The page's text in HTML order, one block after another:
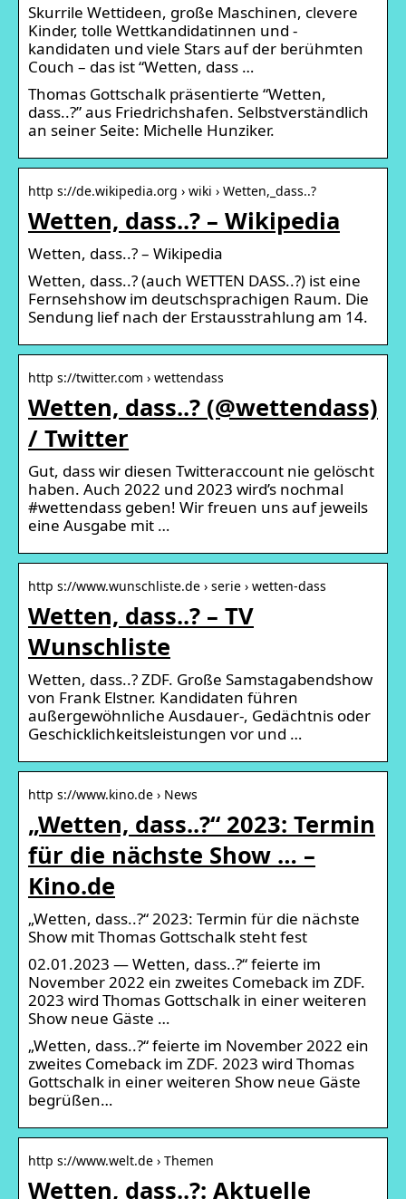
Skurrile Wettideen, große Maschinen, clevere
Kinder, tolle Wettkandidatinnen und -
kandidaten und viele Stars auf der berühmten
Couch – das ist “Wetten, dass …
Thomas Gottschalk präsentierte “Wetten,
dass..?” aus Friedrichshafen. Selbstverständlich
an seiner Seite: Michelle Hunziker.
http s://de.wikipedia.org › wiki › Wetten,_dass..?
Wetten, dass..? – Wikipedia
Wetten, dass..? – Wikipedia
Wetten, dass..? (auch WETTEN DASS..?) ist eine
Fernsehshow im deutschsprachigen Raum. Die
Sendung lief nach der Erstausstrahlung am 14.
http s://twitter.com › wettendass
Wetten, dass..? (@wettendass)
/ Twitter
Gut, dass wir diesen Twitteraccount nie gelöscht
haben. Auch 2022 und 2023 wird’s nochmal
#wettendass geben! Wir freuen uns auf jeweils
eine Ausgabe mit …
http s://www.wunschliste.de › serie › wetten-dass
Wetten, dass..? – TV
Wunschliste
Wetten, dass..? ZDF. Große Samstagabendshow
von Frank Elstner. Kandidaten führen
außergewöhnliche Ausdauer-, Gedächtnis oder
Geschicklichkeitsleistungen vor und …
http s://www.kino.de › News
„Wetten, dass..?“ 2023: Termin
für die nächste Show … –
Kino.de
„Wetten, dass..?“ 2023: Termin für die nächste
Show mit Thomas Gottschalk steht fest
02.01.2023 — Wetten, dass..?“ feierte im
November 2022 ein zweites Comeback im ZDF.
2023 wird Thomas Gottschalk in einer weiteren
Show neue Gäste …
„Wetten, dass..?“ feierte im November 2022 ein
zweites Comeback im ZDF. 2023 wird Thomas
Gottschalk in einer weiteren Show neue Gäste
begrüßen…
http s://www.welt.de › Themen
Wetten, dass..?: Aktuelle